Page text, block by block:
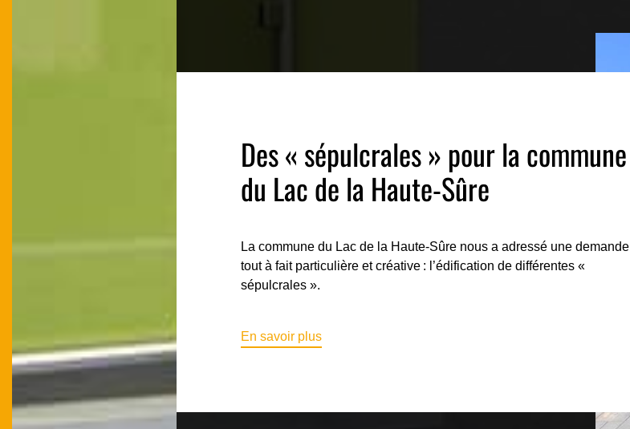
Des « sépulcrales » pour la commune
du Lac de la Haute-Sûre
La commune du Lac de la Haute-Sûre nous a adressé une demande
tout à fait particulière et créative : l’édification de différentes «
sépulcrales ».
En savoir plus